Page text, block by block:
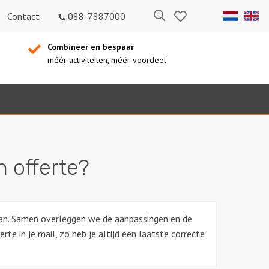
Contact 088-7887000 ZoekenBewaarde
uitjes
Combineer en bespaar
méér activiteiten, méér voordeel
offerte?
overleggen we de aanpassingen en de
in je mail, zo heb je altijd een laatste correcte